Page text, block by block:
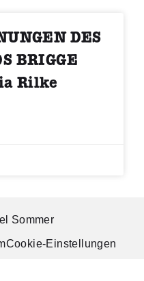
DES
BRIGGE
Rilke
Sommer
Cookie-Einstellungen